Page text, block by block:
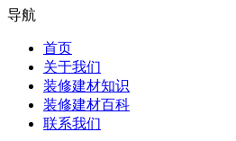
导航
首页
关于我们
装修建材知识
装修建材百科
联系我们